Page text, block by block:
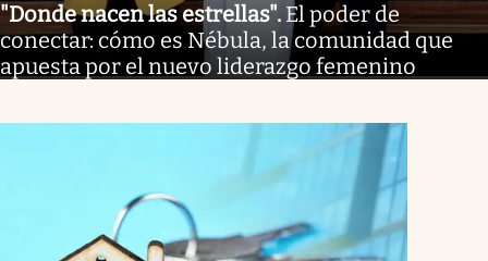
"Donde nacen las estrellas". El poder de
conectar: cómo es Nébula, la comunidad que
apuesta por el nuevo liderazgo femenino